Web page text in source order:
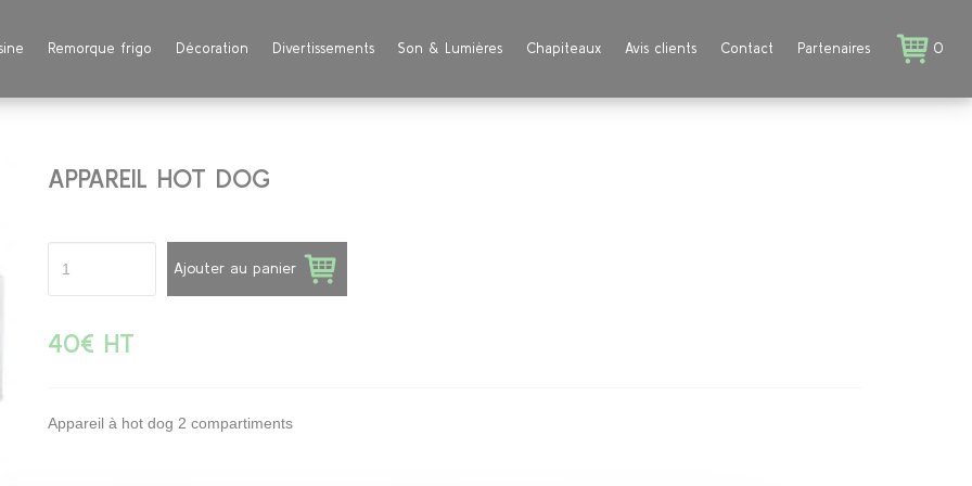
Remorque frigo Décoration Divertissements Son & Lumières Chapiteaux Avis clients Contact Partenaires 0
APPAREIL HOT DOG
Ajouter au panier
40€ HT
Appareil à hot dog 2 compartiments